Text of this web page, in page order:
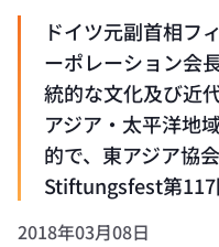
ドイツ元副首相フ
ーポレーション会
統的な文化及び近
アジア・太平洋地
的で、東アジア協
Stiftungsfest第117
2018年03月08日